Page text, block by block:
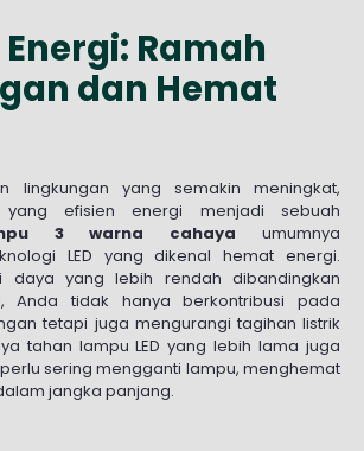
Ramah
dan Hemat
lingkungan yang semakin meningkat,
efisien energi menjadi sebuah
3 warna cahaya umumnya
LED yang dikenal hemat energi.
daya yang lebih rendah dibandingkan
Anda tidak hanya berkontribusi pada
tetapi juga mengurangi tagihan listrik
tahan lampu LED yang lebih lama juga
sering mengganti lampu, menghemat
jangka panjang.